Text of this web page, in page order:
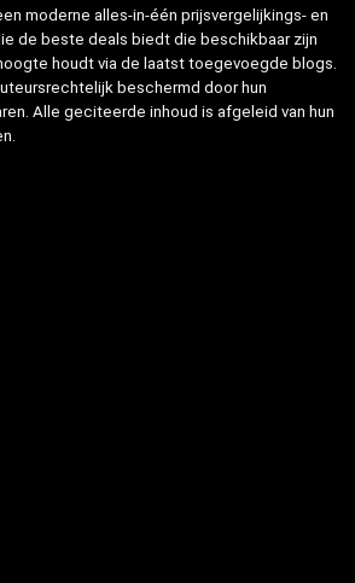
moderne alles-in-één prijsvergelijkings- en
de beste deals biedt die beschikbaar zijn
houdt via de laatst toegevoegde blogs.
beschermd door hun
Alle geciteerde inhoud is afgeleid van hun